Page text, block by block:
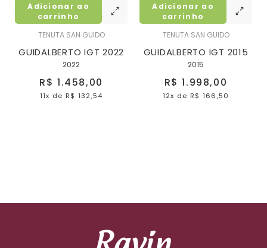
TENUTA SAN GUIDO
GUIDALBERTO IGT 2022
2022
R$ 1.458,00
11x de R$ 132,54
Adicionar ao
carrinho
TENUTA SAN GUIDO
GUIDALBERTO IGT 2015
2015
R$ 1.998,00
12x de R$ 166,50
Adicionar ao
carrinho